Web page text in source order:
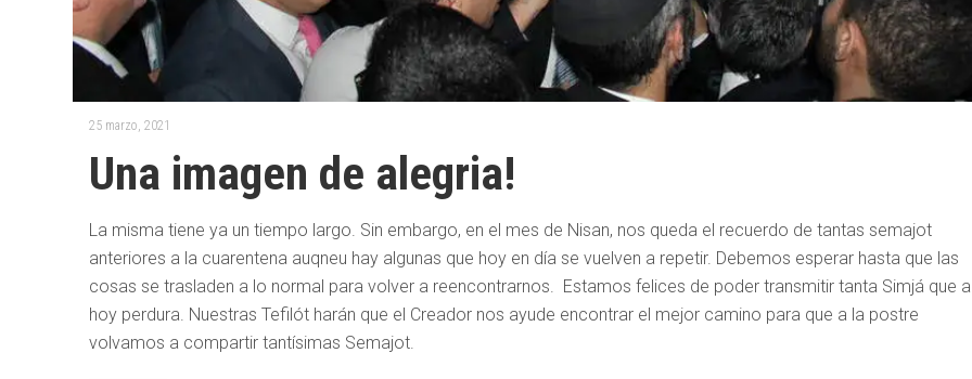
25 marzo, 2021
Una imagen de alegria!
La misma tiene ya un tiempo largo. Sin embargo, en el mes de Nisan, nos queda el recuerdo de tantas semajot
anteriores a la cuarentena auqneu hay algunas que hoy en día se vuelven a repetir. Debemos esperar hasta que las
cosas se trasladen a lo normal para volver a reencontrarnos. Estamos felices de poder transmitir tanta Simjá que
hoy perdura. Nuestras Tefilót harán que el Creador nos ayude encontrar el mejor camino para que a la postre
volvamos a compartir tantísimas Semajot.